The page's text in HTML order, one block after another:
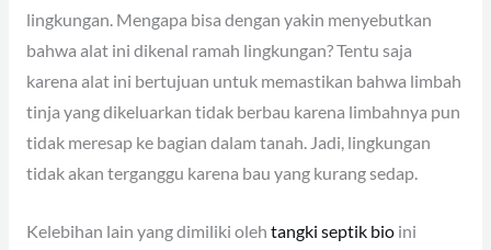
lingkungan. Mengapa bisa dengan yakin menyebutkan
bahwa alat ini dikenal ramah lingkungan? Tentu saja
karena alat ini bertujuan untuk memastikan bahwa limbah
tinja yang dikeluarkan tidak berbau karena limbahnya pun
tidak meresap ke bagian dalam tanah. Jadi, lingkungan
tidak akan terganggu karena bau yang kurang sedap.
Kelebihan lain yang dimiliki oleh tangki septik bioini